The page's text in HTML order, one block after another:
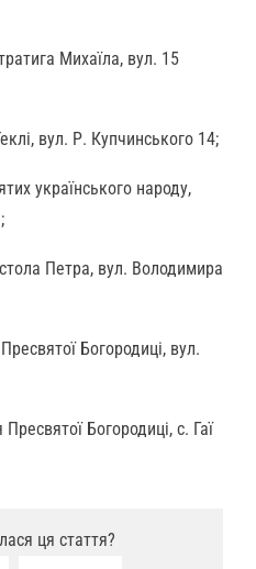
Михаїла, вул. 15
вул. Р. Купчинського 14;
українського народу,
Петра, вул. Володимира
Богородиці, вул.
Богородиці, с. Гаї
ця стаття?